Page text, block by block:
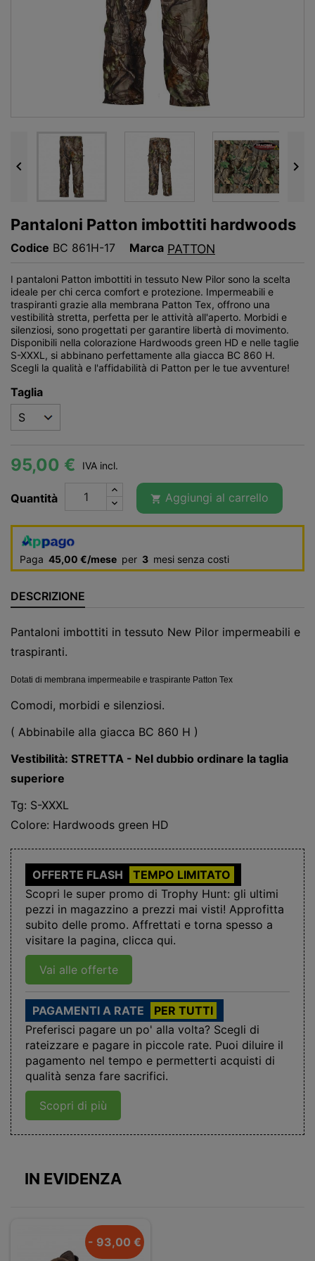
 
Pantaloni Patton imbottiti hardwoods
Codice BC 861H-17 Marca PATTON
I pantaloni Patton imbottiti in tessuto New Pilor sono la scelta
ideale per chi cerca comfort e protezione. Impermeabili e
traspiranti grazie alla membrana Patton Tex, offrono una
vestibilità stretta, perfetta per le attività all'aperto. Morbidi e
silenziosi, sono progettati per garantire libertà di movimento.
Disponibili nella colorazione Hardwoods green HD e nelle taglie
S-XXXL, si abbinano perfettamente alla giacca BC 860 H.
Scegli la qualità e l'affidabilità di Patton per le tue avventure!
Taglia
95,00 € IVA incl.
Quantità  Aggiungi al carrello
Paga 45,00 €/mese per 3 mesi senza costi
DESCRIZIONE
Pantaloni imbottiti in tessuto New Pilor impermeabili e
traspiranti.
Dotati di membrana impermeabile e traspirante Patton Tex
Comodi, morbidi e silenziosi.
( Abbinabile alla giacca BC 860 H )
Vestibilità: STRETTA - Nel dubbio ordinare la taglia
superiore
Tg: S-XXXL
Colore: Hardwoods green HD
OFFERTE FLASH
TEMPO LIMITATO
Scopri le super promo di Trophy Hunt: gli ultimi
pezzi in magazzino a prezzi mai visti! Approfitta
subito delle promo. Affrettati e torna spesso a
visitare la pagina, clicca qui.
Vai alle offerte
PAGAMENTI A RATE
PER TUTTI
Preferisci pagare un po' alla volta? Scegli di
rateizzare e pagare in piccole rate. Puoi diluire il
pagamento nel tempo e permetterti acquisti di
qualità senza fare sacrifici.
Scopri di più
IN EVIDENZA
- 93,00 €